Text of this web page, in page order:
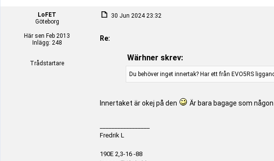
LoFET
Göteborg
Här sen Feb 2013
Inlägg: 248
Trådstartare
30 Jun 2024 23:32
Re:
Wärhner skrev:
Du behöver inget innertak? Har ett från EVO5RS
Innertaket är okej på den Är bara bagage som
Fredrik L
190E 2,3-16 -88